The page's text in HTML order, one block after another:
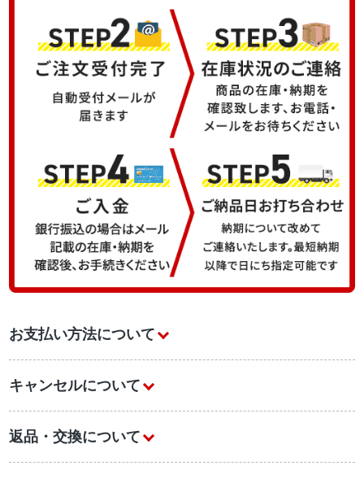
お支払い方法について
キャンセルについて
返品・交換について